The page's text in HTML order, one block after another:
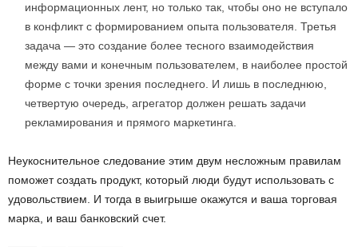
информационных лент, но только так, чтобы оно не вступало
в конфликт с формированием опыта пользователя. Третья
задача — это создание более тесного взаимодействия
между вами и конечным пользователем, в наиболее простой
форме с точки зрения последнего. И лишь в последнюю,
четвертую очередь, агрегатор должен решать задачи
рекламирования и прямого маркетинга.
Неукоснительное следование этим двум несложным правилам
поможет создать продукт, который люди будут использовать с
удовольствием. И тогда в выигрыше окажутся и ваша торговая
марка, и ваш банковский счет.